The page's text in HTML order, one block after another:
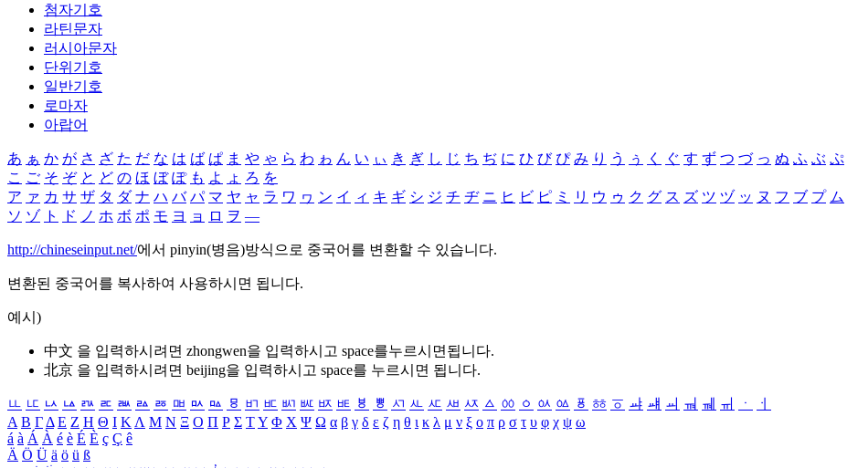
첨자기호
라틴문자
러시아문자
단위기호
일반기호
로마자
아랍어
あ ぁ か が さ ざ た だ な は ば ぱ ま や ゃ ら わ ゎ ん い ぃ き ぎ し じ ち ぢ に ひ び ぴ み り う ぅ く ぐ す ず つ づ っ ぬ ふ ぶ ぷ
こ ご そ ぞ と ど の ほ ぼ ぽ も よ ょ ろ を
ア ァ カ サ ザ タ ダ ナ ハ バ パ マ ヤ ャ ラ ワ ヮ ン イ ィ キ ギ シ ジ チ ヂ ニ ヒ ビ ピ ミ リ ウ ゥ ク グ ス ズ ツ ヅ ッ ヌ フ ブ プ ム
ソ ゾ ト ド ノ ホ ボ ポ モ ヨ ョ ロ ヲ ―
http://chineseinput.net/에서 pinyin(병음)방식으로 중국어를 변환할 수 있습니다.
변환된 중국어를 복사하여 사용하시면 됩니다.
예시)
中文 을 입력하시려면 zhongwen을 입력하시고 space를누르시면됩니다.
北京 을 입력하시려면 beijing을 입력하시고 space를 누르시면 됩니다.
ㅥ ㅦ ㅧ ㅨ ㅩ ㅪ ㅫ ㅬ ㅭ ㅮ ㅯ ㅰ ㅱ ㅲ ㅳ ㅴ ㅵ ㅶ ㅷ ㅸ ㅹ ㅺ ㅻ ㅼ ㅽ ㅾ ㅿ ㆀ ㆁ ㆂ ㆃ ㆄ ㆅ ㆆ ㆇ ㆈ ㆉ ㆊ ㆋ ㆌ ㆍ
ㆎ
Α Β ΓΔ Ε Ζ Η Θ Ι ΚΛ Μ Ν Ξ Ο Π Ρ Σ ΤΥ Φ Χ Ψ Ω α β γ δ ε ζ η θ ι κ λ μ ν ξ ο π ρ σ τ υ φ χ ψ ω
á à Á À é è É È ç Ç ê
Ä Ö Ü ä ö ü ß